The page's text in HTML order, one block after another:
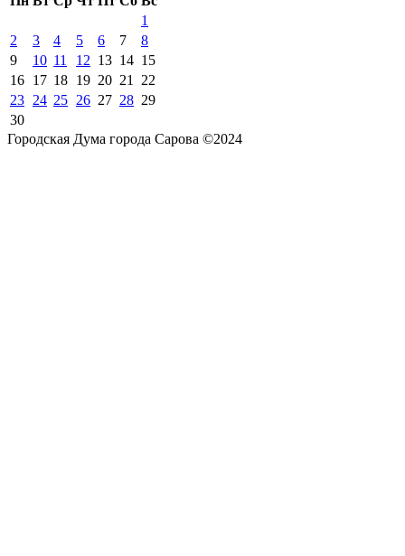
1
2
3 4 5 6 7
8
9
10 11 12 13 14 15
16 17 18 19 20 21
22
23 24 25 26 27 28 29
30
Городская Дума города Сарова ©2024